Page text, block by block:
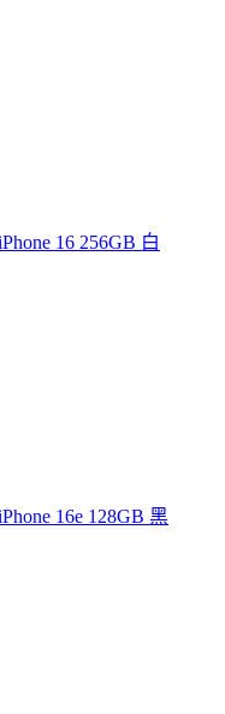
16 256GB 白
16e 128GB 黑